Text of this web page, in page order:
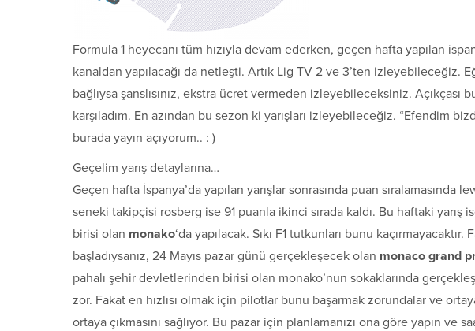
Formula 1 heyecanı tüm hızıyla devam ederken, geçen hafta yapılan
kanaldan yapılacağı da netleşti. Artık Lig TV 2 ve 3’ten izleyebileceğiz.
bağlıysa şanslısınız, ekstra ücret vermeden izleyebileceksiniz.
karşıladım. En azından bu sezon ki yarışları izleyebileceğiz. “Efendim
burada yayın açıyorum.. : )
Geçelim yarış detaylarına…
Geçen hafta İspanya’da yapılan yarışlar sonrasında puan sıralamasında
seneki takipçisi rosberg ise 91 puanla ikinci sırada kaldı. Bu haftaki yarış
birisi olan monako‘da yapılacak. Sıkı F1 tutkunları bunu
başladıysanız, 24 Mayıs pazar günü gerçekleşecek olan monaco grand
pahalı şehir devletlerinden birisi olan monako’nun sokaklarında
zor. Fakat en hızlısı olmak için pilotlar bunu başarmak zorundalar ve
ortaya çıkmasını sağlıyor. Bu pazar için planlamanızı ona göre yapın ve